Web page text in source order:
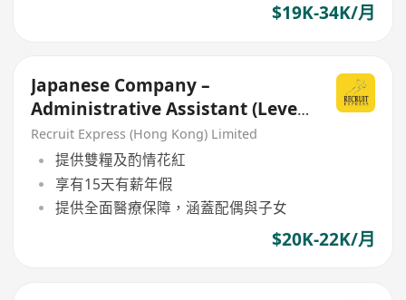
$19K-34K/月
Japanese Company –
Administrative Assistant (Level
N3)
Recruit Express (Hong Kong) Limited
提供雙糧及酌情花紅
享有15天有薪年假
提供全面醫療保障，涵蓋配偶與子女
$20K-22K/月